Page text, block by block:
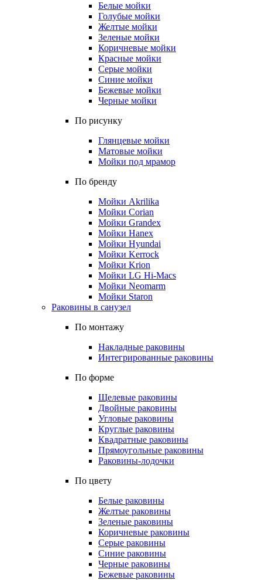
Белые мойки
Голубые мойки
Желтые мойки
Зеленые мойки
Коричневые мойки
Красные мойки
Серые мойки
Синие мойки
Бежевые мойки
Черные мойки
По рисунку
Глянцевые мойки
Матовые мойки
Мойки под мрамор
По бренду
Мойки Akrilika
Мойки Corian
Мойки Grandex
Мойки Hanex
Мойки Hyundai
Мойки Kerrock
Мойки Krion
Мойки LG Hi-Macs
Мойки Neomarm
Мойки Staron
Раковины в санузел
По монтажу
Накладные раковины
Интегрированные раковины
По форме
Щелевые раковины
Двойные раковины
Угловые раковины
Круглые раковины
Квадратные раковины
Прямоугольные раковины
Раковины-лодочки
По цвету
Белые раковины
Желтые раковины
Зеленые раковины
Коричневые раковины
Серые раковины
Синие раковины
Черные раковины
Бежевые раковины